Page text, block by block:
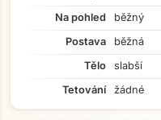
Na pohled
běžný
Postava
běžná
Tělo
slabší
Tetování
žádné